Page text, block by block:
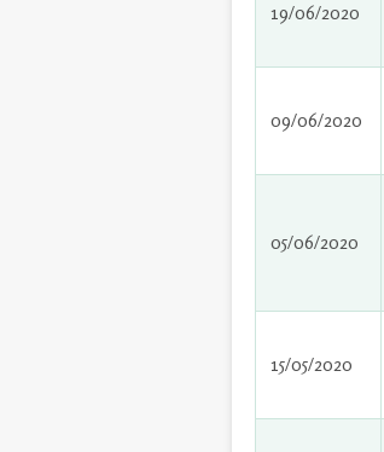
19/06/2020
09/06/2020
05/06/2020
15/05/2020